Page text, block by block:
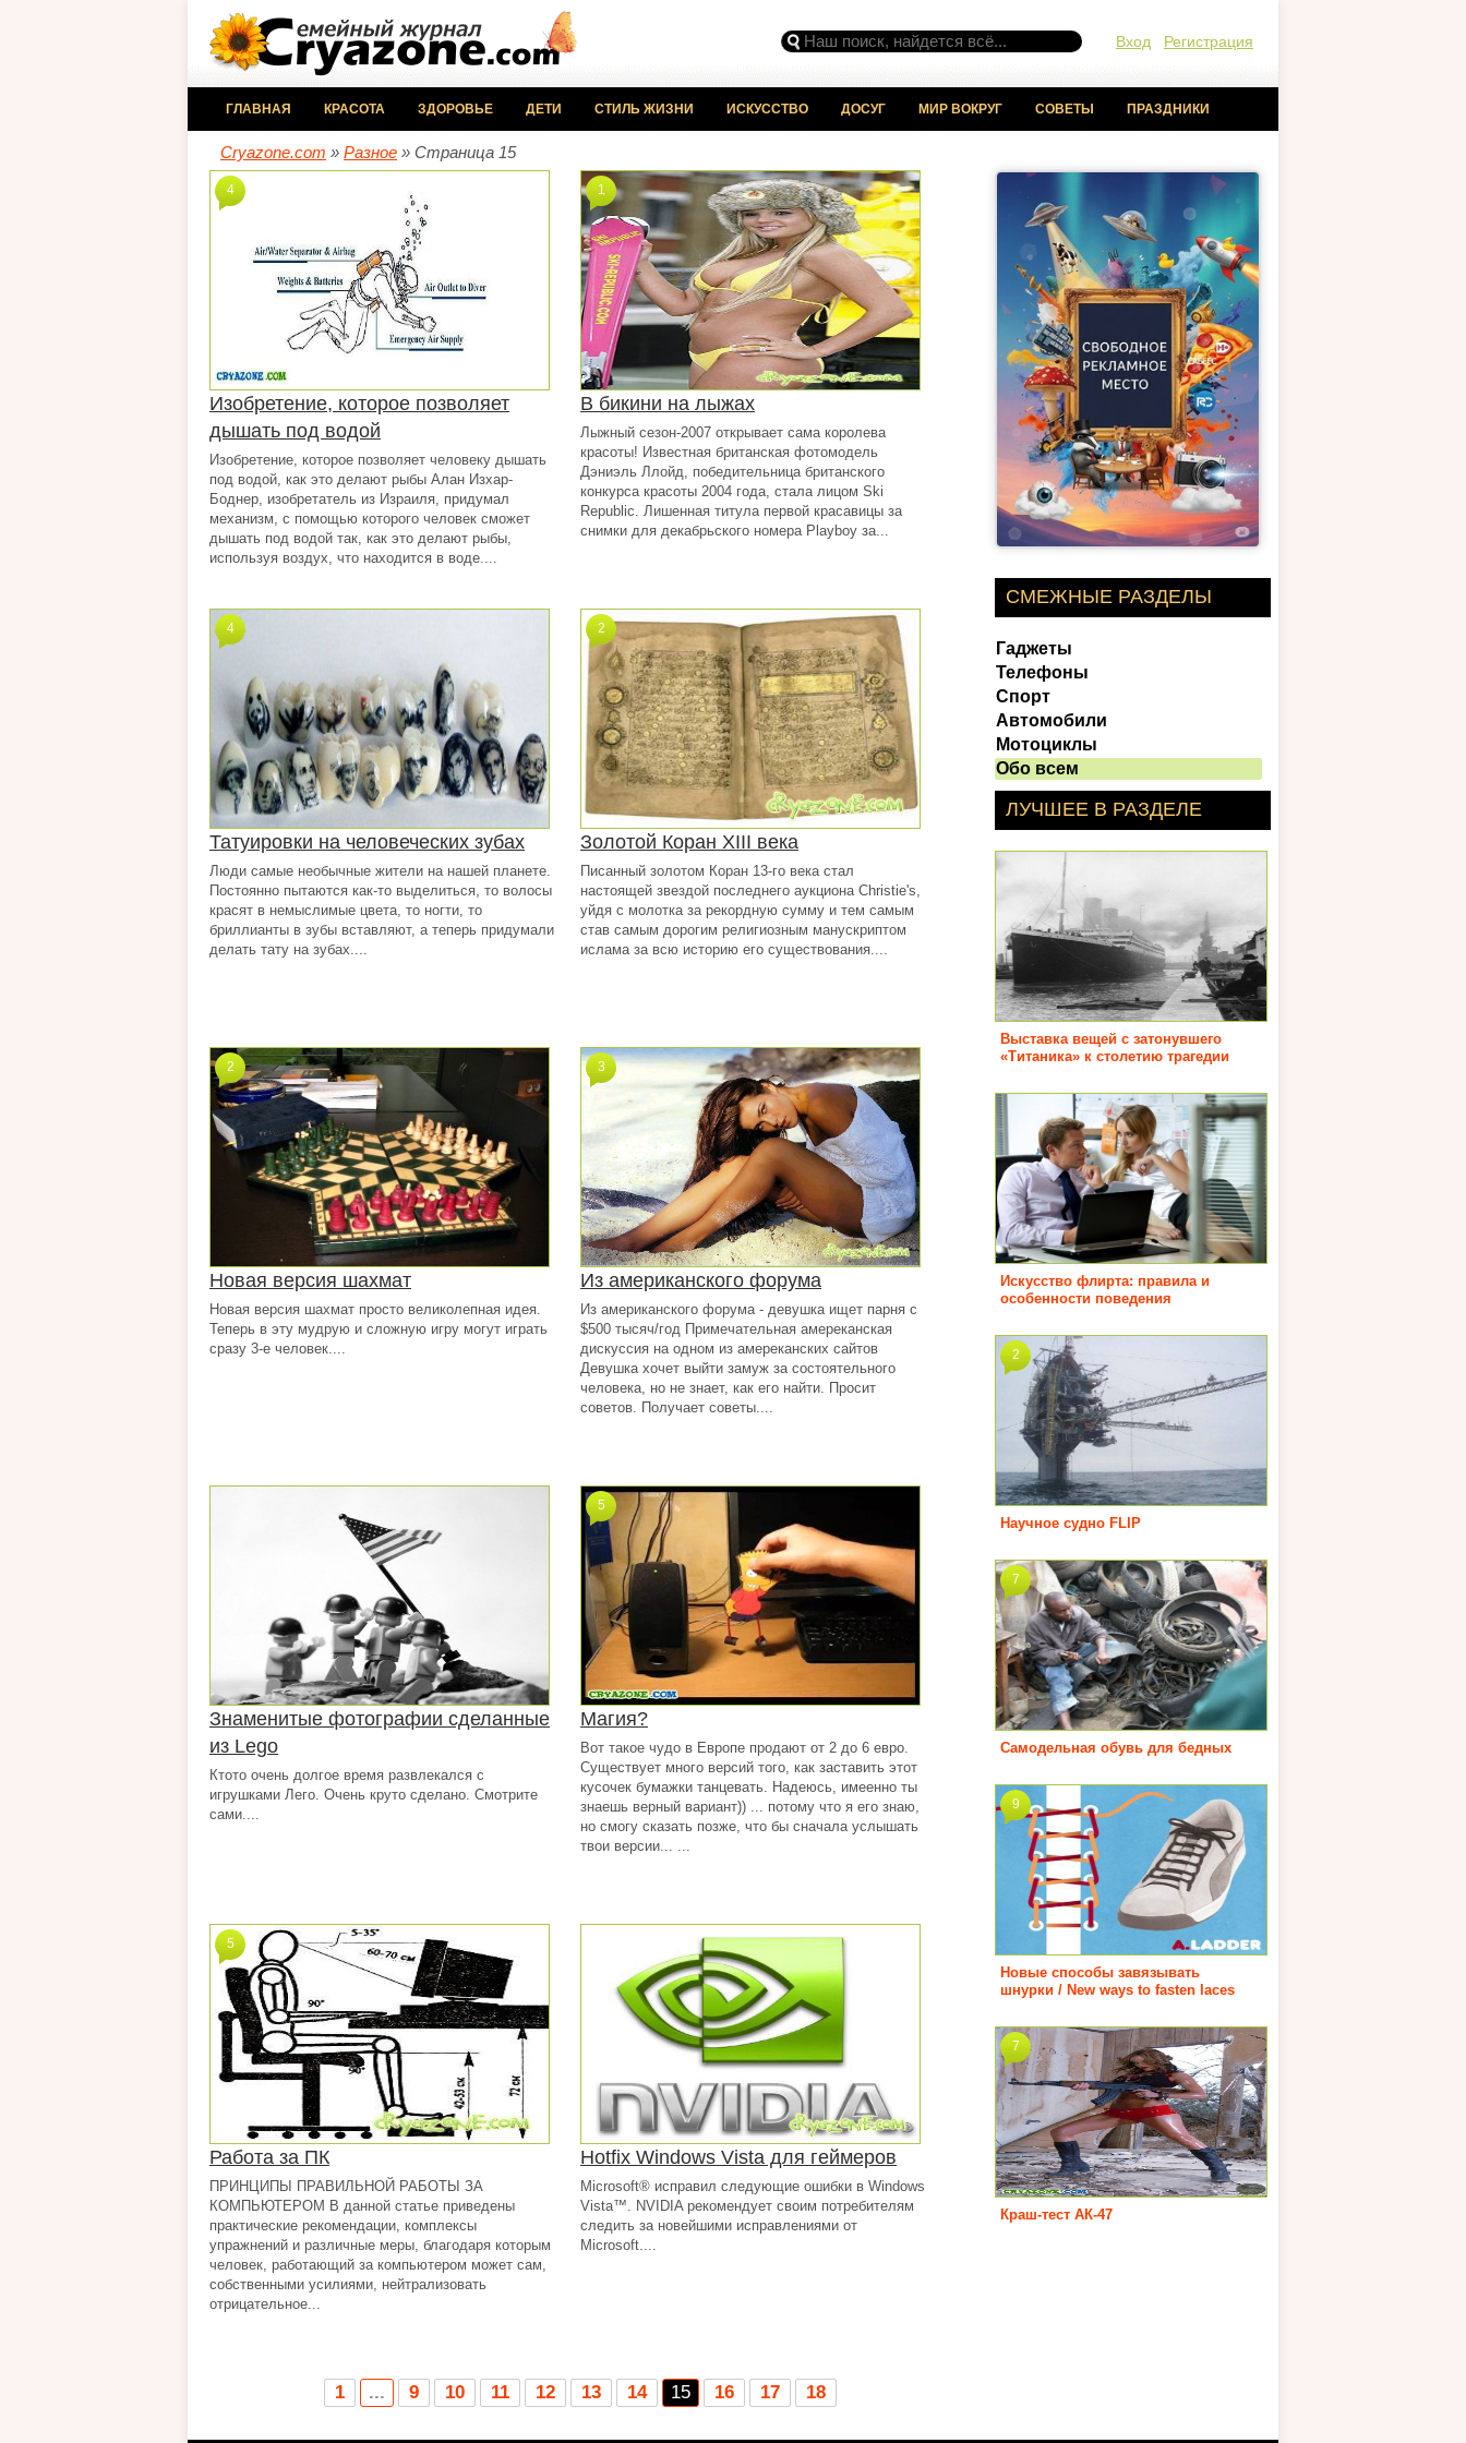
Вход Регистрация
ГЛАВНАЯ КРАСОТА ЗДОРОВЬЕ ДЕТИ СТИЛЬ ЖИЗНИ ИСКУССТВО ДОСУГ МИР ВОКРУГ СОВЕТЫ ПРАЗДНИКИ
Cryazone.com » Разное » Страница 15
Изобретение, которое позволяет
дышать под водой
Изобретение, которое позволяет человеку дышать
под водой, как это делают рыбы Алан Изхар-
Боднер, изобретатель из Израиля, придумал
механизм, с помощью которого человек сможет
дышать под водой так, как это делают рыбы,
используя воздух, что находится в воде....
4
В бикини на лыжах
Лыжный сезон-2007 открывает сама королева
красоты! Известная британская фотомодель
Дэниэль Ллойд, победительница британского
конкурса красоты 2004 года, стала лицом Ski
Republic. Лишенная титула первой красавицы за
снимки для декабрьского номера Playboy за...
1
Татуировки на человеческих зубах
Люди самые необычные жители на нашей планете.
Постоянно пытаются как-то выделиться, то волосы
красят в немыслимые цвета, то ногти, то
бриллианты в зубы вставляют, а теперь придумали
делать тату на зубах....
4
Золотой Коран XIII века
Писанный золотом Коран 13-го века стал
настоящей звездой последнего аукциона Christie's,
уйдя с молотка за рекордную сумму и тем самым
став самым дорогим религиозным манускриптом
ислама за всю историю его существования....
2
Новая версия шахмат
Новая версия шахмат просто великолепная идея.
Теперь в эту мудрую и сложную игру могут играть
сразу 3-е человек....
2
Из американского форума
Из американского форума - девушка ищет парня с
$500 тысяч/год Примечательная амереканская
дискуссия на одном из амереканских сайтов
Девушка хочет выйти замуж за состоятельного
человека, но не знает, как его найти. Просит
советов. Получает советы....
3
Знаменитые фотографии сделанные
из Lego
Ктото очень долгое время развлекался с
игрушками Лего. Очень круто сделано. Смотрите
сами....
Магия?
Вот такое чудо в Европе продают от 2 до 6 евро.
Существует много версий того, как заставить этот
кусочек бумажки танцевать. Надеюсь, имеенно ты
знаешь верный вариант)) ... потому что я его знаю,
но смогу сказать позже, что бы сначала услышать
твои версии... ...
5
Работа за ПК
ПРИНЦИПЫ ПРАВИЛЬНОЙ РАБОТЫ ЗА
КОМПЬЮТЕРОМ В данной статье приведены
практические рекомендации, комплексы
упражнений и различные меры, благодаря которым
человек, работающий за компьютером может сам,
собственными усилиями, нейтрализовать
отрицательное...
5
Hotfix Windows Vista для геймеров
Microsoft® исправил следующие ошибки в Windows
Vista™. NVIDIA рекомендует своим потребителям
следить за новейшими исправлениями от
Microsoft....
1 ... 9 10 11 12 13 14 15 16 17 18
СМЕЖНЫЕ РАЗДЕЛЫ
Гаджеты
Телефоны
Спорт
Автомобили
Мотоциклы
Обо всем
ЛУЧШЕЕ В РАЗДЕЛЕ
Выставка вещей с затонувшего
«Титаника» к столетию трагедии
Искусство флирта: правила и
особенности поведения
Научное судно FLIP
2
Самодельная обувь для бедных
7
Новые способы завязывать
шнурки / New ways to fasten laces
9
Краш-тест АК-47
7